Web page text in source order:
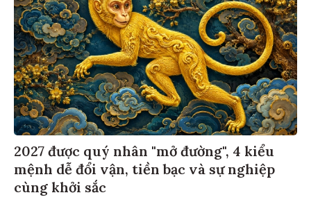
2027 được quý nhân "mở đường", 4 kiểu
mệnh dễ đổi vận, tiền bạc và sự nghiệp
cùng khởi sắc